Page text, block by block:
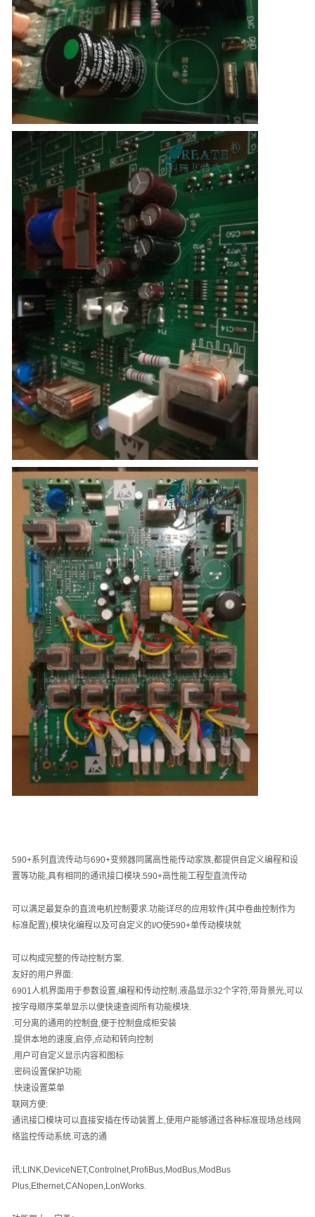
590+系列直流传动与690+变频器同属高性能传动家族,都提供自定义编程和设
置等功能,具有相同的通讯接口模块.590+高性能工程型直流传动
可以满足最复杂的直流电机控制要求.功能详尽的应用软件(其中卷曲控制作为
标准配置),模块化编程以及可自定义的 I/O使590+单传动模块就
可以构成完整的传动控制方案.
友好的用户界面:
6901人机界面用于参数设置,编程和传动控制 .液晶显示32个字符,带背景光,可以
按字母顺序菜单显示以便快速查阅所有功能模块.
.可分离的通用的控制盘,便于控制盘成柜安装
.提供本地的速度,启停,点动和转向控制
.用户可自定义显示内容和图标
.密码设置保护功能
.快速设置菜单
联网方便:
通讯接口模块可以直接安插在传动装置上,使用户能够通过各种标准现场总线网
络监控传动系统.可选的通
讯:LINK,DeviceNET,Controlnet,ProfiBus,ModBus,ModBus
Plus,Ethernet,CANopen,LonWorks.